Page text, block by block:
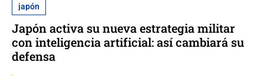
japón
Japón activa su nueva estrategia militar
con inteligencia artificial: así cambiará su
defensa